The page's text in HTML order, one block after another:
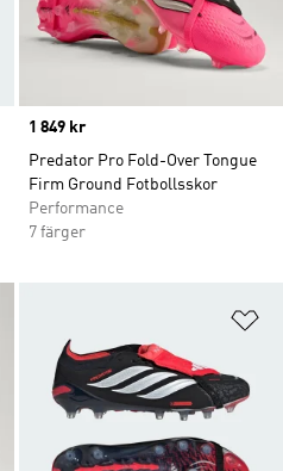
Price
1 849 kr
Predator Pro Fold-Over Tongue
Firm Ground Fotbollsskor
Performance
7 färger